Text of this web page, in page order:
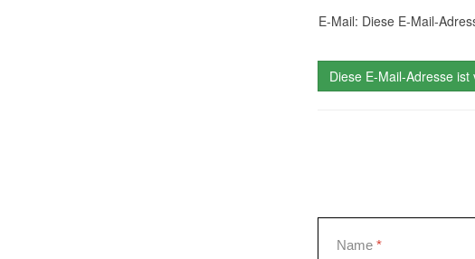
E-Mail: Diese E-Mail-
Diese E-Mail-Adresse
Name *